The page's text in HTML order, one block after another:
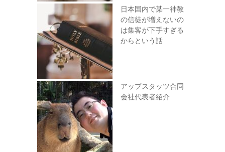
日本国内で某一神教
の信徒が増えないの
は集客が下手すぎる
からという話
アップスタッツ合同
会社代表者紹介